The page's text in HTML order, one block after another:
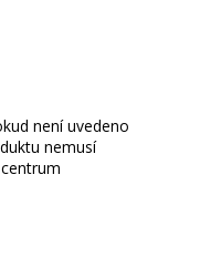
není uvedeno
nemusí